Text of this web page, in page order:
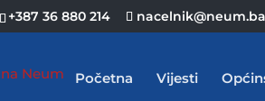
+387 36 880 214 nacelnik@neum.ba
Početna Vijesti